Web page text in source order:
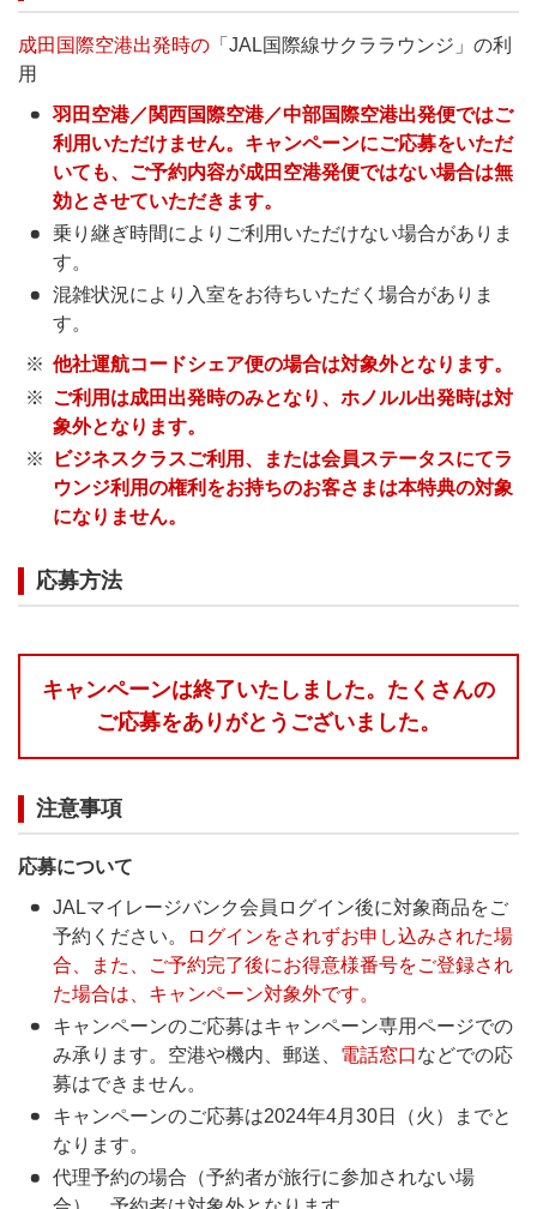
成田国際空港出発時の 「JAL国際線サクララウンジ」の利
用
羽田空港／関西国際空港／中部国際空港出発便ではご
利用いただけません。キャンペーンにご応募をいただ
いても、ご予約内容が成田空港発便ではない場合は無
効とさせていただきます。
乗り継ぎ時間によりご利用いただけない場合がありま
す。
混雑状況により入室をお待ちいただく場合がありま
す。
他社運航コードシェア便の場合は対象外となります。
ご利用は成田出発時のみとなり、ホノルル出発時は対
象外となります。
ビジネスクラスご利用、または会員ステータスにてラ
ウンジ利用の権利をお持ちのお客さまは本特典の対象
になりません。
応募方法
キャンペーンは終了いたしました。たくさんの
ご応募をありがとうございました。
注意事項
応募について
JALマイレージバンク会員ログイン後に対象商品をご
予約ください。
ログインをされずお申し込みされた場
合、また、ご予約完了後にお得意様番号をご登録され
た場合は、キャンペーン対象外です。
キャンペーンのご応募はキャンペーン専用ページでの
み承ります。空港や機内、郵送、 電話窓口などでの応
募はできません。
キャンペーンのご応募は2024年4月30日（火）までと
なります。
代理予約の場合（予約者が旅行に参加されない場